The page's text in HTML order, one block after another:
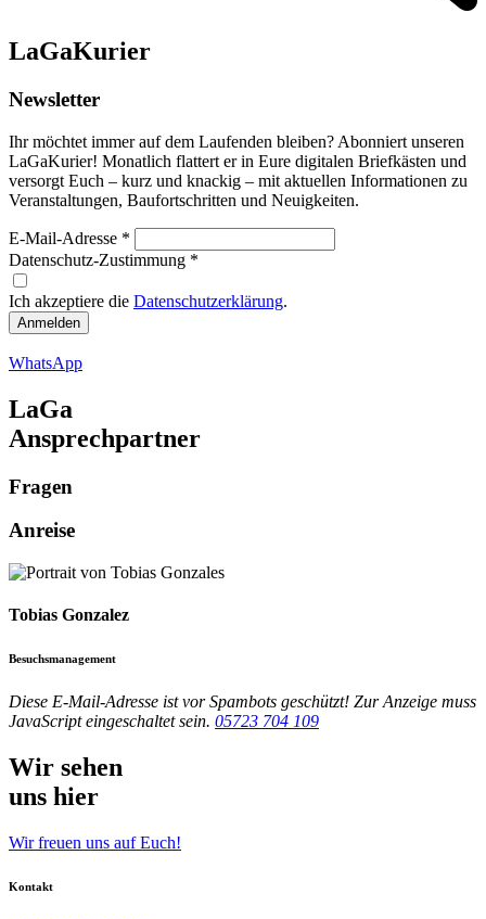
LaGaKurier
Newsletter
Ihr möchtet immer auf dem Laufenden bleiben? Abonniert unseren
LaGaKurier! Monatlich flattert er in Eure digitalen Briefkästen und
versorgt Euch – kurz und knackig – mit aktuellen Informationen zu
Veranstaltungen, Baufortschritten und Neuigkeiten.
E-Mail-Adresse *
Datenschutz-Zustimmung *
Ich akzeptiere die Datenschutzerklärung.
Anmelden
WhatsApp
LaGa
Ansprechpartner
Fragen
Anreise
Tobias Gonzalez
Besuchsmanagement
Diese E-Mail-Adresse ist vor Spambots geschützt! Zur Anzeige muss
JavaScript eingeschaltet sein. 05723 704 109
Wir sehen
uns hier
Wir freuen uns auf Euch!
Kontakt